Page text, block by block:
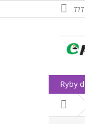
na
Ryby